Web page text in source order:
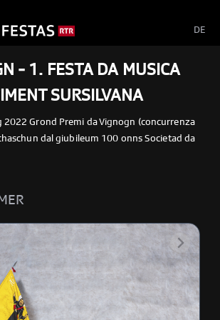
DE
- 1. FESTA DA MUSICA
SURSILVANA
2022 Grond Premi da Vignogn (concurrenza
dal giubileum 100 onns Societad da